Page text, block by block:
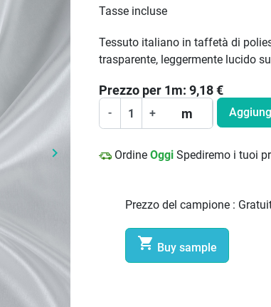
Prossimo
keyboard_arrow_right
Tasse incluse
Tessuto italiano in taffetà di
trasparente, leggermente lucido
Prezzo per 1m: 9,18€
- + m
Ordine Oggi Spediremo i tuoi
Prezzo del campione :
 Buy sample